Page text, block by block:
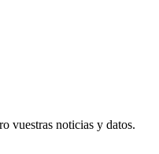
vuestras noticias y datos.